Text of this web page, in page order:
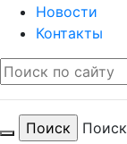
Новости
Контакты
Поиск